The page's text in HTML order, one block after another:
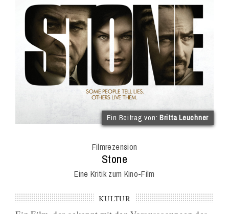
Ein Beitrag von:Britta Leuchner
Filmrezension
:
Stone
Eine Kritik zum Kino-Film
KULTUR